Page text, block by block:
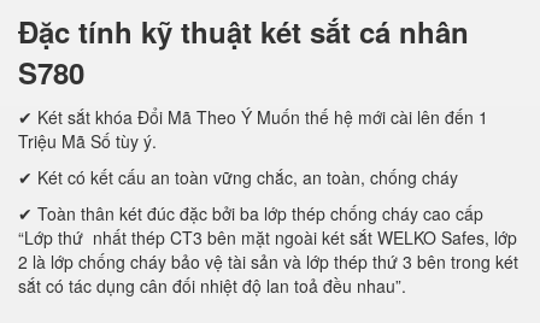
Đặc tính kỹ thuật két sắt cá nhân
S780
✔ Két sắt khóa Đổi Mã Theo Ý Muốn thế hệ mới cài lên đến 1
Triệu Mã Số tùy ý.
✔ Két có kết cấu an toàn vững chắc, an toàn, chống cháy
✔ Toàn thân két đúc đặc bởi ba lớp thép chống cháy cao cấp
“Lớp thứ nhất thép CT3 bên mặt ngoài két sắt WELKO Safes, lớp
2 là lớp chống cháy bảo vệ tài sản và lớp thép thứ 3 bên trong két
sắt có tác dụng cân đối nhiệt độ lan toả đều nhau”.